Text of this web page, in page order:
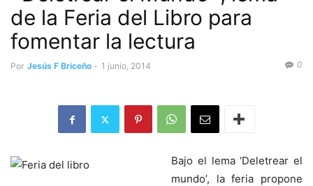
de la Feria del Libro para
fomentar la lectura
Por Jesús F Briceño - 1 junio, 2014 0
Bajo el lema ‘Deletrear el
mundo’, la feria propone